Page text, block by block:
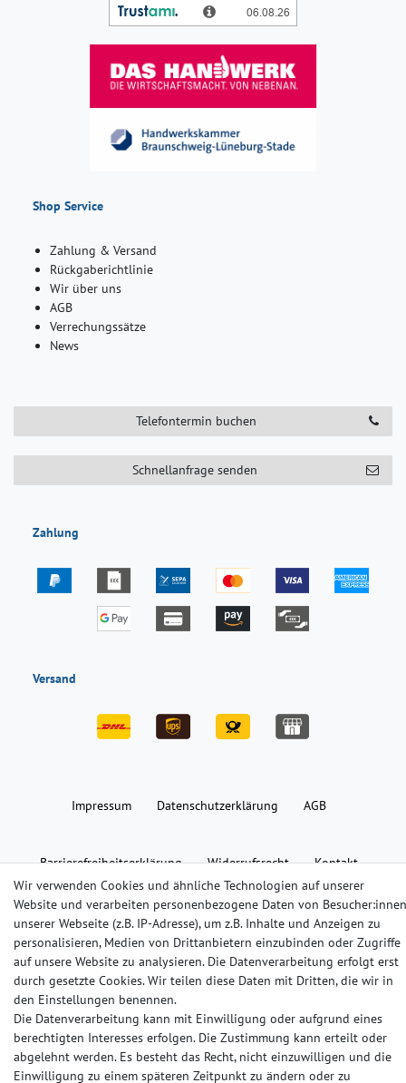
Shop Service
Zahlung & Versand
Rückgaberichtlinie
Wir über uns
AGB
Verrechungssätze
News
Telefontermin buchen
Schnellanfrage senden
Zahlung
Versand
Impressum Daten­schutz­erklärung AGB
Barrierefreiheitserklärung Widerrufs­recht
Kontakt
Wir verwenden Cookies und ähnliche Technologien auf unserer
Website und verarbeiten personenbezogene Daten von Besucher:innen
unserer Webseite (z.B. IP-Adresse), um z.B. Inhalte und Anzeigen zu
personalisieren, Medien von Drittanbietern einzubinden oder Zugriffe
auf unsere Website zu analysieren. Die Datenverarbeitung erfolgt erst
durch gesetzte Cookies. Wir teilen diese Daten mit Dritten, die wir in
den Einstellungen benennen.
Die Datenverarbeitung kann mit Einwilligung oder aufgrund eines
berechtigten Interesses erfolgen. Die Zustimmung kann erteilt oder
abgelehnt werden. Es besteht das Recht, nicht einzuwilligen und die
Einwilligung zu einem späteren Zeitpunkt zu ändern oder zu
© Copyright 2024-2025 | Alle Rechte vorbehalten.
Widerrufs­recht Widerrufs­formular Impressum
Daten­schutz­erklärung AGB Kontakt